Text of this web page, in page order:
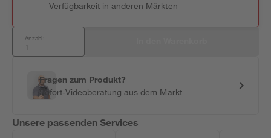
Verfügbarkeit in anderen Märkten
Anzahl:
Fragen zum Produkt?
Sofort-Videoberatung aus dem Markt
Unsere passenden Services